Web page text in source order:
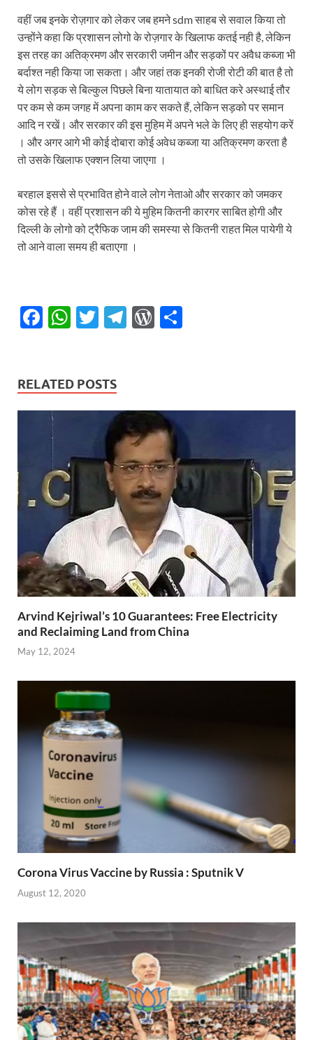
वहीं जब इनके रोज़गार को लेकर जब हमने sdm साहब से सवाल किया तो
उन्होंने कहा कि प्रशासन लोगो के रोज़गार के खिलाफ कतई नही है, लेकिन
इस तरह का अतिक्रमण और सरकारी जमीन और सड़कों पर अवैध कब्जा भी
बर्दाश्त नही किया जा सकता। और जहां तक इनकी रोजी रोटी की बात है तो
ये लोग सड़क से बिल्कुल पिछले बिना यातायात को बाधित करे अस्थाई तौर
पर कम से कम जगह में अपना काम कर सकते हैं, लेकिन सड़को पर समान
आदि न रखें। और सरकार की इस मुहिम में अपने भले के लिए ही सहयोग करें
। और अगर आगे भी कोई दोबारा कोई अवेध कब्जा या अतिक्रमण करता है
तो उसके खिलाफ एक्शन लिया जाएगा ।
बरहाल इससे से प्रभावित होने वाले लोग नेताओ और सरकार को जमकर
कोस रहे हैं । वहीं प्रशासन की ये मुहिम कितनी कारगर साबित होगी और
दिल्ली के लोगो को ट्रैफिक जाम की समस्या से कितनी राहत मिल पायेगी ये
तो आने वाला समय ही बताएगा ।
F
b
o
o
W
s
A
p
T
er
T
a
m
W
re
ss
RELATED POSTS
Arvind Kejriwal’s 10 Guarantees: Free Electricity
and Reclaiming Land from China
May 12, 2024
Corona Virus Vaccine by Russia : Sputnik V
August 12, 2020